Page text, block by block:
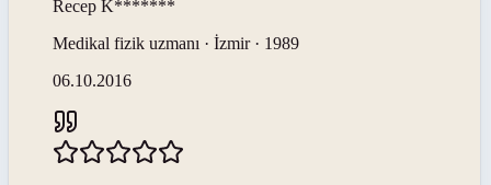
Recep K*******
Medikal fizik uzmanı · İzmir · 1989
06.10.2016